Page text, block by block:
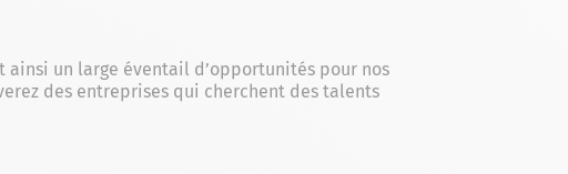
ainsi un large éventail d’opportunités pour nos
des entreprises qui cherchent des talents